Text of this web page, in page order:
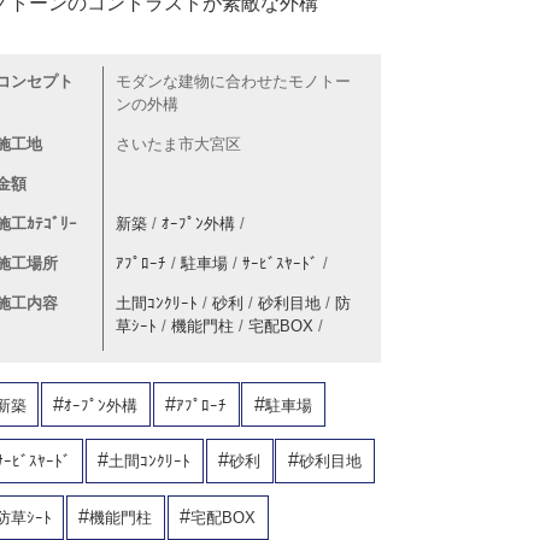
ンセプト
モダンな建物に合わせたモノトー
ンの外構
工地 さいたま市大宮区
額
工ｶﾃｺﾞﾘｰ 新築 / ｵｰﾌﾟﾝ外構 /
工場所 ｱﾌﾟﾛｰﾁ /駐車場 / ｻｰﾋﾞｽﾔｰﾄﾞ /
工内容 土間ｺﾝｸﾘｰﾄ / 砂利 / 砂利目地 / 防
草ｼｰﾄ / 機能門柱 / 宅配BOX /
築 ｵｰﾌﾟﾝ外構 ｱﾌﾟﾛｰﾁ 駐車場
ｰﾋﾞｽﾔｰﾄﾞ 土間ｺﾝｸﾘｰﾄ 砂利 砂利目地
草ｼｰﾄ 機能門柱 宅配BOX